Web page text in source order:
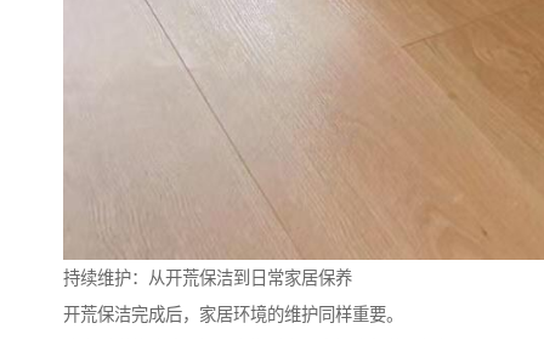
持续维护：从开荒保洁到日常家居保养
开荒保洁完成后，家居环境的维护同样重要。